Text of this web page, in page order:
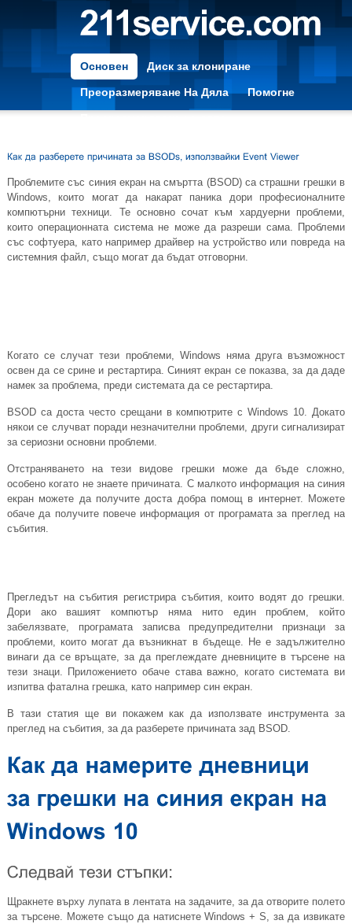
Основен Диск за клониране
Преоразмеряване На Дяла Помогне
Проблемите със синия екран на смъртта (BSOD) са страшни грешки в
Windows, които могат да накарат паника дори професионалните
компютърни техници. Те основно сочат към хардуерни проблеми,
които операционната система не може да разреши сама. Проблеми
със софтуера, като например драйвер на устройство или повреда на
системния файл, също могат да бъдат отговорни.
Когато се случат тези проблеми, Windows няма друга възможност
освен да се срине и рестартира. Синият екран се показва, за да даде
намек за проблема, преди системата да се рестартира.
BSOD са доста често срещани в компютрите с Windows 10. Докато
някои се случват поради незначителни проблеми, други сигнализират
за сериозни основни проблеми.
Отстраняването на тези видове грешки може да бъде сложно,
особено когато не знаете причината. С малкото информация на синия
екран можете да получите доста добра помощ в интернет. Можете
обаче да получите повече информация от програмата за преглед на
събития.
Прегледът на събития регистрира събития, които водят до грешки.
Дори ако вашият компютър няма нито един проблем, който
забелязвате, програмата записва предупредителни признаци за
проблеми, които могат да възникнат в бъдеще. Не е задължително
винаги да се връщате, за да преглеждате дневниците в търсене на
тези знаци. Приложението обаче става важно, когато системата ви
изпитва фатална грешка, като например син екран.
В тази статия ще ви покажем как да използвате инструмента за
преглед на събития, за да разберете причината зад BSOD.
Щракнете върху лупата в лентата на задачите, за да отворите полето
за търсене. Можете също да натиснете Windows + S, за да извикате